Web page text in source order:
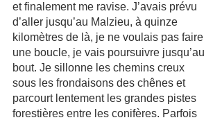
et finalement me ravise. J’avais prévu
d’aller jusqu’au Malzieu, à quinze
kilomètres de là, je ne voulais pas faire
une boucle, je vais poursuivre jusqu’au
bout. Je sillonne les chemins creux
sous les frondaisons des chênes et
parcourt lentement les grandes pistes
forestières entre les conifères. Parfois